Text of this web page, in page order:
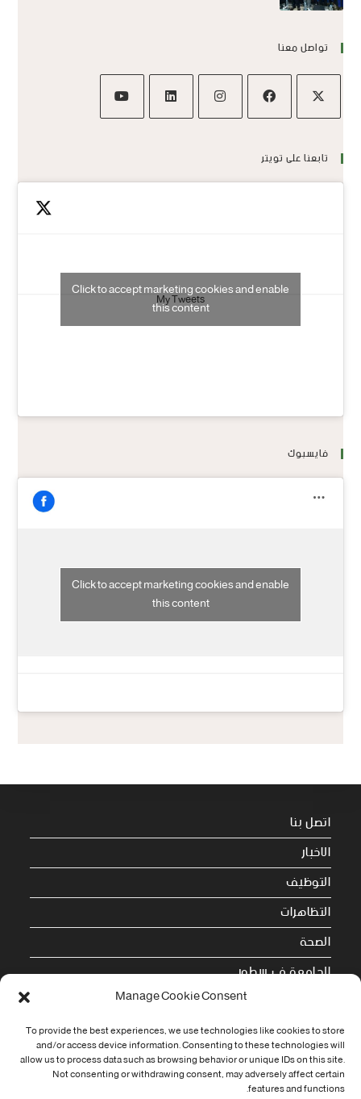
Manage Cookie Consent
To provide the best experiences, we use technologies like cookies to store
and/or access device information. Consenting to these technologies will
allow us to process data such as browsing behavior or unique IDs on this site.
Not consenting or withdrawing consent, may adversely affect certain
features and functions.
تواصل معنا
تابعنا على تويتر
My Tweets
Click to accept marketing cookies and enable
this content
فايسبوك
Click to accept marketing cookies and enable
this content
اتصل بنا
الاخبار
التوظيف
التظاهرات
الصحة
الجامعة في سطور
Cookie Policy (EU)
معلومات الاتصال
Address:
جامعة العربي التبسي طريق قسنطينة - تبسة